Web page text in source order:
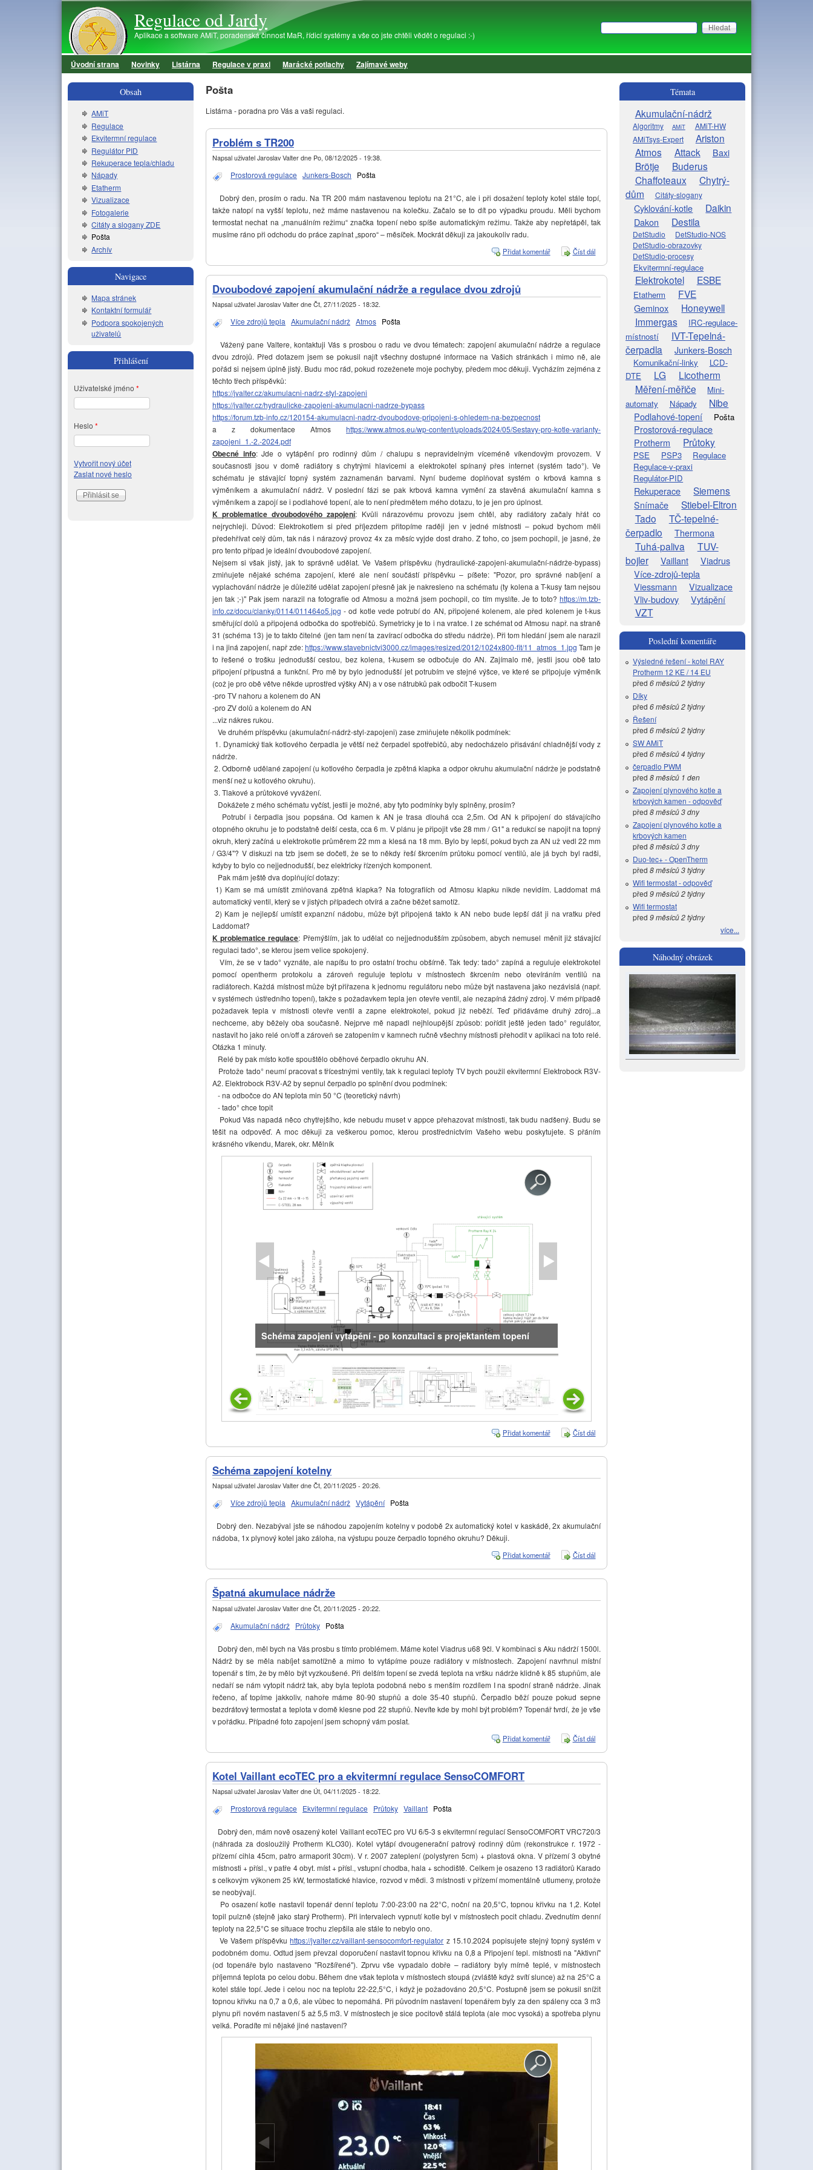
Regulace od Jardy
Aplikace a software AMiT, poradenská činnost MaR, řídicí systémy a vše co jste chtěli vědět o regulaci :-) Vyhledávání
Hledat
Hlavní menu
Úvodní strana Novinky Listárna Regulace v praxi Marácké potlachy Zajímavé weby
Pošta
Listárna - poradna pro Vás a vaši regulaci.
Problém s TR200
Napsal uživatel Jaroslav Valter dne Po, 08/12/2025 - 19:38.
Prostorová regulace Junkers-Bosch Pošta
Dobrý den, prosím o radu. Na TR 200 mám nastavenou teplotu na 21°C, ale i při dosažení teploty kotel stále topí,
takže natopí na vyšší teplotu, než máme nastavenou na kolečku. Začalo se to dít po výpadku proudu. Měli bychom
termostat nechat na „manuálním režimu“ značka topení nebo spíše automatickým režimu. Takže aby nepřetápěl, tak
musíme ráno při odchodu do práce zapínat „sporo“ – měsíček. Mockrát děkuji za jakoukoliv radu.
Číst dál Problém s TR200
Přidat komentář
Dvoubodové zapojení akumulační nádrže a regulace dvou zdrojů
Napsal uživatel Jaroslav Valter dne Čt, 27/11/2025 - 18:32.
Více zdrojů tepla Akumulační nádrž Atmos Pošta
Vážený pane Valtere, kontaktuji Vás s prosbou o radu ve dvou tématech: zapojení akumulační nádrže a regulace
dvou zdrojů. Před dotazem jsem se pokusil najít všechny dostupné informace na Vašich stránkách i mimo ně, ale
pořád si nejsem úplně jistý. Budu moc rád, pokud rozeženete moje pochyby, předem moc děkuji. Vycházím zejména z
těchto třech příspěvků:
https://jvalter.cz/akumulacni-nadrz-styl-zapojeni
https://jvalter.cz/hydraulicke-zapojeni-akumulacni-nadrze-bypass
https://forum.tzb-info.cz/120154-akumulacni-nadrz-dvoubodove-pripojeni-s-ohledem-na-bezpecnost
a z dokumentace Atmos https://www.atmos.eu/wp-content/uploads/2024/05/Sestavy-pro-kotle-varianty-
zapojeni_1.-2.-2024.pdf
Obecné info: Jde o vytápění pro rodinný dům / chalupu s nepravidelným víceméně víkendovým provozem. V
současnosti jsou v domě radiátory s chytrými hlavicemi a elektrokotel spínaný přes internet (systém tado°). Ve
schématu je stávající topný systém zaznamenán barvami. Nyní budeme doplňovat systém o krbová kamna s
výměníkem a akumulační nádrž. V poslední fázi se pak krbová kamna vymění za stavěná akumulační kamna s
výměníkem a zapojí se i podlahové topení, ale to není předmětem mého dotazu, to je jen pro úplnost.
K problematice dvoubodového zapojení: Kvůli nárazovému provozu jsem chtěl, aby radiátory začaly hřát co
nejrychleji. Důvod: Elektrokotlem si před příjezdem přitopíme raději jen v jedné místnosti – pokud bychom měli
předehřívat celý dům, tak nás i nárazový provoz 4x za měsíc vyjde dost draho. Z toho, co jsem pochopil, je jasné, že
pro tento případ je ideální dvoubodové zapojení.
Nejsem si však jistý, jak to správně udělat. Ve Vašem příspěvku (hydraulické-zapojeni-akumulační-nádrže-bypass)
zmiňujete nějaké schéma zapojení, které ale není součástí příspěvku – píšete: "Pozor, pro správné nabíjení a
vyplachování nádrže je důležité udělat zapojení přesně jak je nakresleno na schématu (ty kolena a T-kusy tam nejsou
jen tak ;-)" Pak jsem narazil na fotografie od Atmosu a možná jsem pochopil, co tím myslíte. Je to toto? https://m.tzb-
info.cz/docu/clanky/0114/011464o5.jpg - od kotle vede potrubí do AN, připojené kolenem, ale před kolenem je t-kus
směřující dolů a připojená odbočka do spotřebičů. Symetricky je to i na vratce. I ze schémat od Atmosu např. na straně
31 (schéma 13) je to takto čitelné (jen tam není ta zavírací odbočka do středu nádrže). Při tom hledání jsem ale narazil
i na jiná zapojení, např zde:https://www.stavebnictvi3000.cz/images/resized/2012/1024x800-fit/11_atmos_1.jpg Tam je
to řešené o trošku jednodušší cestou, bez kolena, t-kusem se odbočuje do AN. Zajímalo mě, jestli jsou obě tato
připojení přípustná a funkční. Pro mě by bylo jednodušší jet potrubím ve stejné výšce, ve které se připojuje výměník
(což je pro obě větve někde uprostřed výšky AN) a v ose nátrubků pak odbočit T-kusem
-pro TV nahoru a kolenem do AN
-pro ZV dolů a kolenem do AN
...viz nákres rukou.
Ve druhém příspěvku (akumulační-nádrž-styl-zapojeni) zase zmiňujete několik podmínek:
1. Dynamický tlak kotlového čerpadla je větší než čerpadel spotřebičů, aby nedocházelo přisávání chladnější vody z
nádrže.
2. Odborně udělané zapojení (u kotlového čerpadla je zpětná klapka a odpor okruhu akumulační nádrže je podstatně
menší než u kotlového okruhu).
3. Tlakové a průtokové vyvážení.
Dokážete z mého schématu vyčíst, jestli je možné, aby tyto podmínky byly splněny, prosím?
Potrubí i čerpadla jsou popsána. Od kamen k AN je trasa dlouhá cca 2,5m. Od AN k připojení do stávajícího
otopného okruhu je to podstatně delší cesta, cca 6 m. V plánu je připojit vše 28 mm / G1" a redukcí se napojit na topný
okruh, který začíná u elektrokotle průměrem 22 mm a klesá na 18 mm. Bylo by lepší, pokud bych za AN už vedl 22 mm
/ G3/4"? V diskuzi na tzb jsem se dočetl, že se to někdy řeší škrcením průtoku pomocí ventilů, ale já bych byl radši,
kdyby to bylo co nejjednodušší, bez elektricky řízených komponent.
Pak mám ještě dva doplňující dotazy:
1) Kam se má umístit zmiňovaná zpětná klapka? Na fotografiích od Atmosu klapku nikde nevidím. Laddomat má
automatický ventil, který se v jistých případech otvírá a začne běžet samotíž.
2) Kam je nejlepší umístit expanzní nádobu, může být připojená takto k AN nebo bude lepší dát ji na vratku před
Laddomat?
K problematice regulace: Přemýšlím, jak to udělat co nejjednodušším způsobem, abych nemusel měnit již stávající
regulaci tado°, se kterou jsem velice spokojený.
Vím, že se v tado° vyznáte, ale napíšu to pro ostatní trochu obšírně. Tak tedy: tado° zapíná a reguluje elektrokotel
pomocí opentherm protokolu a zároveň reguluje teplotu v místnostech škrcením nebo otevíráním ventilů na
radiátorech. Každá místnost může být přiřazena k jednomu regulátoru nebo může být nastavena jako nezávislá (např.
v systémech ústředního topení), takže s požadavkem tepla jen otevře ventil, ale nezapíná žádný zdroj. V mém případě
požadavek tepla v místnosti otevře ventil a zapne elektrokotel, pokud již neběží. Teď přidáváme druhý zdroj...a
nechceme, aby běžely oba současně. Nejprve mě napadl nejhloupější způsob: pořídit ještě jeden tado° regulátor,
nastavit ho jako relé on/off a zároveň se zatopením v kamnech ručně všechny místnosti přehodit v aplikaci na toto relé.
Otázka 1 minuty.
Relé by pak místo kotle spouštělo oběhové čerpadlo okruhu AN.
Protože tado° neumí pracovat s třícestnými ventily, tak k regulaci teploty TV bych použil ekvitermní Elektrobock R3V-
A2. Elektrobock R3V-A2 by sepnul čerpadlo po splnění dvou podmínek:
- na odbočce do AN teplota min 50 °C (teoretický návrh)
- tado° chce topit
Pokud Vás napadá něco chytřejšího, kde nebudu muset v appce přehazovat místnosti, tak budu nadšený. Budu se
těšit na odpověď. A moc děkuji za veškerou pomoc, kterou prostřednictvím Vašeho webu poskytujete. S přáním
krásného víkendu, Marek, okr. Mělník
Schéma zapojení vytápění - po konzultaci s projektantem topení
Číst dál
Přidat komentář
Schéma zapojení kotelny
Napsal uživatel Jaroslav Valter dne Čt, 20/11/2025 - 20:26.
Více zdrojů tepla Akumulační nádrž Vytápění Pošta
Dobrý den. Nezabýval jste se náhodou zapojením kotelny v podobě 2x automatický kotel v kaskádě, 2x akumulační
nádoba, 1x plynový kotel jako záloha, na výstupu pouze čerpadlo topného okruhu? Děkuji.
Číst dál
Přidat komentář
Špatná akumulace nádrže
Napsal uživatel Jaroslav Valter dne Čt, 20/11/2025 - 20:22
Akumulační nádrž Průtoky Pošta
Dobrý den, měl bych na Vás prosbu s tímto problémem. Máme kotel Viadrus u68 9čl. V kombinaci s Aku nádrží 1500l.
Nádrž by se měla nabíjet samotížně a mimo to vytápíme pouze radiátory v místnostech. Zapojení navrhnul místní
topenář s tím, že by mělo být vyzkoušené. Při delším topení se zvedá teplota na vršku nádrže klidně k 85 stupňům, ale
nedaří se nám vytopit nádrž tak, aby byla teplota podobná nebo s menším rozdílem I na spodní straně nádrže. Jinak
řečeno, ať topíme jakkoliv, nahoře máme 80-90 stupňů a dole 35-40 stupňů. Čerpadlo běží pouze pokud sepne
bezdrátový termostat a teplota v domě klesne pod 22 stupňů. Nevíte kde by mohl být problém? Topenář tvrdí, že je vše
v pořádku. Případné foto zapojení jsem schopný vám poslat.
Číst dál
Přidat komentář
Kotel Vaillant ecoTEC pro a ekvitermní regulace SensoCOMFORT
Napsal uživatel Jaroslav Valter dne Út, 04/11/2025 - 18:22
Prostorová regulace Ekvitermní regulace Průtoky Vaillant Pošta
Dobrý den, mám nově osazený kotel Vaillant ecoTEC pro VU 6/5-3 s ekvitermní regulací SensoCOMFORT VRC720/3
(náhrada za dosloužilý Protherm KLO30). Kotel vytápí dvougenerační patrový rodinný dům (rekonstrukce r. 1972 -
přízemí cihla 45cm, patro armaporit 30cm). V r. 2007 zateplení (polystyren 5cm) + plastová okna. V přízemí 3 obytné
místnosti + přísl., v patře 4 obyt. míst + přísl., vstupní chodba, hala + schodiště. Celkem je osazeno 13 radiátorů Karado
s celkovým výkonem 25 kW, termostatické hlavice, rozvod v mědi. 3 místnosti v přízemí momentálně utlumeny, protože
se neobývají.
Po osazení kotle nastavil topenář denní teplotu 7:00-23:00 na 22°C, noční na 20,5°C, topnou křivku na 1,2. Kotel
topil pulzně (stejně jako starý Protherm). Při intervalech vypnutí kotle byl v místnostech pocit chladu. Zvednutím denní
teploty na 22,5°C se situace trochu zlepšila ale stále to nebylo ono.
Ve Vašem příspěvkuhttps://jvalter.cz/vaillant-sensocomfort-regulator z 15.10.2024 popisujete stejný topný systém v
podobném domu. Odtud jsem převzal doporučení nastavit topnou křivku na 0,8 a Připojení tepl. místnosti na "Aktivní"
(od topenáře bylo nastaveno "Rozšířené"). Zprvu vše vypadalo dobře – radiátory byly mírně teplé, v místnostech
příjemná teplota po celou dobu. Během dne však teplota v místnostech stoupá (zvláště když svítí slunce) až na 25°C a
kotel stále topí. Jede i celou noc na teplotu 22-22,5°C, i když je požadováno 20,5°C. Postupně jsem se pokusil snížit
topnou křivku na 0,7 a 0,6, ale vůbec to nepomáhá. Při původním nastavení topenářem byly za den spáleny cca 3 m3
plynu při novém nastavení 5 až 5,5 m3. V místnostech je sice pocitově stálá teplota (ale moc vysoká) a spotřeba plynu
velká. Poradíte mi nějaké jiné nastavení?
Obsah
AMiT
Regulace
Ekvitermní regulace
Regulátor PID
Rekuperace tepla/chladu
Nápady
Etatherm
Vizualizace
Fotogalerie
Citáty a slogany ZDE
Pošta
Archív
Navigace
Mapa stránek
Kontaktní formulář
Podpora spokojených
uživatelů
Přihlášení
Uživatelské jméno *
Heslo *
Vytvořit nový účet
Zaslat nové heslo
Témata
Akumulační-nádrž
Algoritmy AMiT
AMiT-HW
AMiTsys-Expert
Ariston
Atmos
Attack Baxi
Brötje
Buderus
Chaffoteaux
Chytrý-
dům
Citáty-slogany
Cyklování-kotle Daikin
Dakon Destila
DetStudio
DetStudio-NOS
DetStudio-obrazovky
DetStudio-procesy
Ekvitermní-regulace
Elektrokotel ESBE
Etatherm FVE
Geminox
Honeywell
Immergas
IRC-regulace-
místností
IVT-Tepelná-
čerpadla
Junkers-Bosch
Komunikační-linky
LCD-
DTE
LG
Licotherm
Měření-měřiče
Mini-
automaty
Nápady Nibe
Podlahové-topení Pošta
Prostorová-regulace
Protherm
Průtoky
PSE PSP3
Regulace
Regulace-v-praxi
Regulátor-PID
Rekuperace Siemens
Snímače
Stiebel-Eltron
Tado
TČ-tepelné-
čerpadlo
Thermona
Tuhá-paliva
TUV-
bojler
Vaillant
Viadrus
Více-zdrojů-tepla
Viessmann
Vizualizace
Vliv-budovy
Vytápění
VZT
Poslední komentáře
Výsledné řešení - kotel RAY
Protherm 12 KE / 14 EU
před 6 měsíců 2 týdny
Díky
před 6 měsíců 2 týdny
Řešení
před 6 měsíců 2 týdny
SW AMiT
před 6 měsíců 4 týdny
čerpadlo PWM
před 8 měsíců 1 den
Zapojení plynového kotle a
krbových kamen - odpověď
před 8 měsíců 3 dny
Zapojení plynového kotle a
krbových kamen
před 8 měsíců 3 dny
Duo-tec+ - OpenTherm
před 8 měsíců 3 týdny
Wifi termostat - odpověď
před 9 měsíců 2 týdny
Wifi termostat
před 9 měsíců 2 týdny
více...
Náhodný obrázek